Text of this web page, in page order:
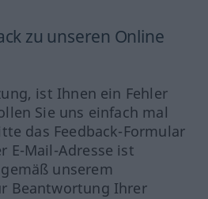
zu unseren Online
ist Ihnen ein Fehler
Sie uns einfach mal
das Feedback-Formular
E-Mail-Adresse ist
unserem
Beantwortung Ihrer